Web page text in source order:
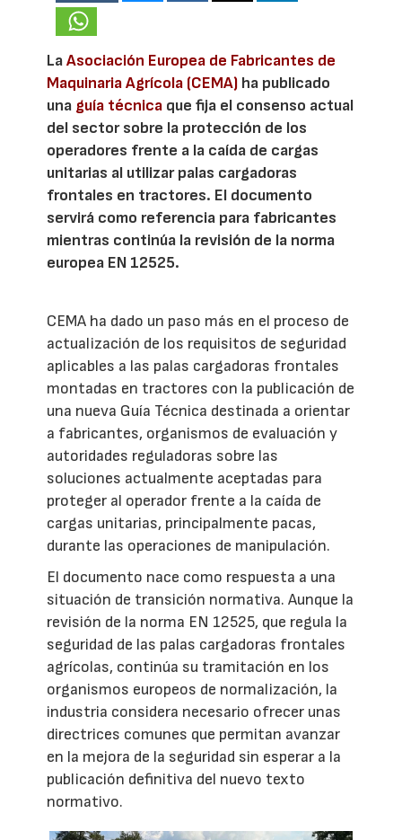
LaAsociación Europea de Fabricantes de
Maquinaria Agrícola (CEMA) ha publicado
una guía técnica que fija el consenso actual
del sector sobre la protección de los
operadores frente a la caída de cargas
unitarias al utilizar palas cargadoras
frontales en tractores. El documento
servirá como referencia para fabricantes
mientras continúa la revisión de la norma
europea EN 12525.
CEMA ha dado un paso más en el proceso de
actualización de los requisitos de seguridad
aplicables a las palas cargadoras frontales
montadas en tractores con la publicación de
una nueva Guía Técnica destinada a orientar
a fabricantes, organismos de evaluación y
autoridades reguladoras sobre las
soluciones actualmente aceptadas para
proteger al operador frente a la caída de
cargas unitarias, principalmente pacas,
durante las operaciones de manipulación.
El documento nace como respuesta a una
situación de transición normativa. Aunque la
revisión de la norma EN 12525, que regula la
seguridad de las palas cargadoras frontales
agrícolas, continúa su tramitación en los
organismos europeos de normalización, la
industria considera necesario ofrecer unas
directrices comunes que permitan avanzar
en la mejora de la seguridad sin esperar a la
publicación definitiva del nuevo texto
normativo.